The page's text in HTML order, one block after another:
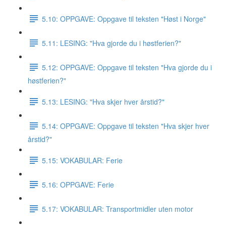
5.10: OPPGAVE: Oppgave til teksten "Høst i Norge"
5.11: LESING: "Hva gjorde du i høstferien?"
5.12: OPPGAVE: Oppgave til teksten "Hva gjorde du i
høstferien?"
5.13: LESING: "Hva skjer hver årstid?"
5.14: OPPGAVE: Oppgave til teksten "Hva skjer hver
årstid?"
5.15: VOKABULAR: Ferie
5.16: OPPGAVE: Ferie
5.17: VOKABULAR: Transportmidler uten motor